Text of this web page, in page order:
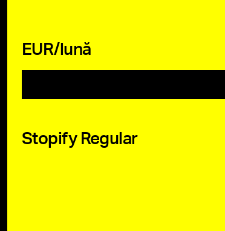
EUR/lună
Stopify Regular